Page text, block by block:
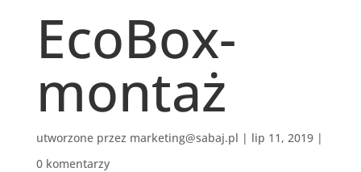
EcoBox-
montaż
utworzone przez marketing@sabaj.pl | lip 11, 2019|
0 komentarzy